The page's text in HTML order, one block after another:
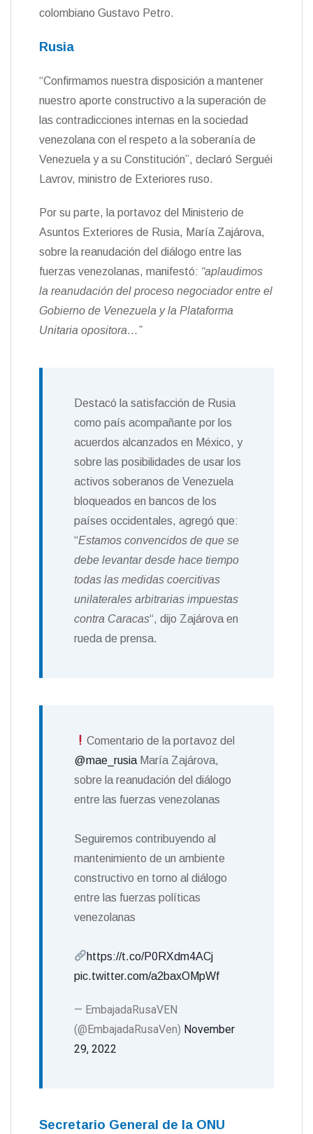
colombiano Gustavo Petro.
Rusia
“Confirmamos nuestra disposición a mantener
nuestro aporte constructivo a la superación de
las contradicciones internas en la sociedad
venezolana con el respeto a la soberanía de
Venezuela y a su Constitución”, declaró Serguéi
Lavrov, ministro de Exteriores ruso.
Por su parte, la portavoz del Ministerio de
Asuntos Exteriores de Rusia, María Zajárova,
sobre la reanudación del diálogo entre las
fuerzas venezolanas, manifestó: “aplaudimos
la reanudación del proceso negociador entre el
Gobierno de Venezuela y la Plataforma
Unitaria opositora…”
Destacó la satisfacción de Rusia
como país acompañante por los
acuerdos alcanzados en México, y
sobre las posibilidades de usar los
activos soberanos de Venezuela
bloqueados en bancos de los
países occidentales, agregó que:
“Estamos convencidos de que se
debe levantar desde hace tiempo
todas las medidas coercitivas
unilaterales arbitrarias impuestas
contra Caracas“, dijo Zajárova en
rueda de prensa.
Comentario de la portavoz del
@mae_rusia María Zajárova,
sobre la reanudación del diálogo
entre las fuerzas venezolanas
Seguiremos contribuyendo al
mantenimiento de un ambiente
constructivo en torno al diálogo
entre las fuerzas políticas
venezolanas
https://t.co/P0RXdm4ACj
pic.twitter.com/a2baxOMpWf
— EmbajadaRusaVEN
(@EmbajadaRusaVen) November
29, 2022
Secretario General de la ONU